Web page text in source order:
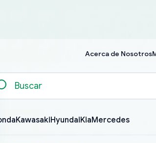
Acerca de Nosotros
KawasakiHyundaiKiaMercedes